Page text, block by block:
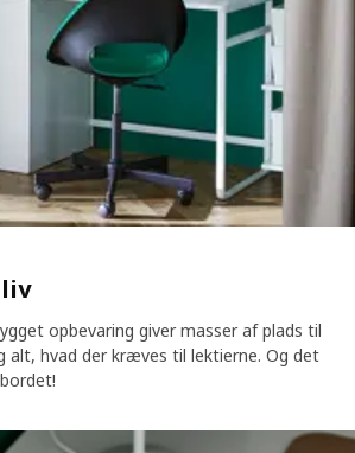
opbevaring giver masser af plads til
alt, hvad der kræves til lektierne. Og det